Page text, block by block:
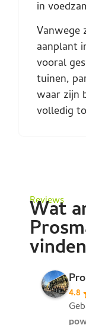
in
Vanwege
aanplant
vooral
tuinen,
waar zijn
volledig
Reviews
Wat
vinden
4.8